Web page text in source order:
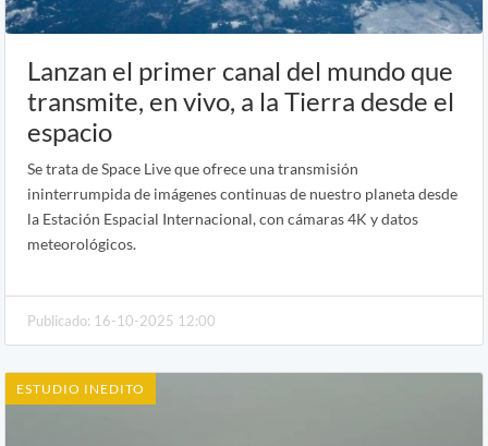
Lanzan el primer canal del mundo que
transmite, en vivo, a la Tierra desde el
espacio
Se trata de Space Live que ofrece una transmisión
ininterrumpida de imágenes continuas de nuestro planeta desde
la Estación Espacial Internacional, con cámaras 4K y datos
meteorológicos.
Publicado: 16-10-2025 12:00
ESTUDIO INEDITO